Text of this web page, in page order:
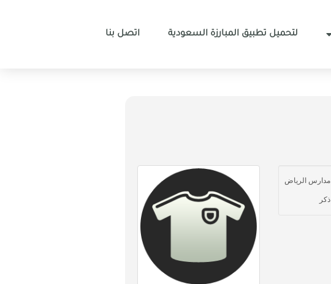
لتحميل تطبيق المبارزة السعودية اتصل بنا
مدارس الرياض
ذكر